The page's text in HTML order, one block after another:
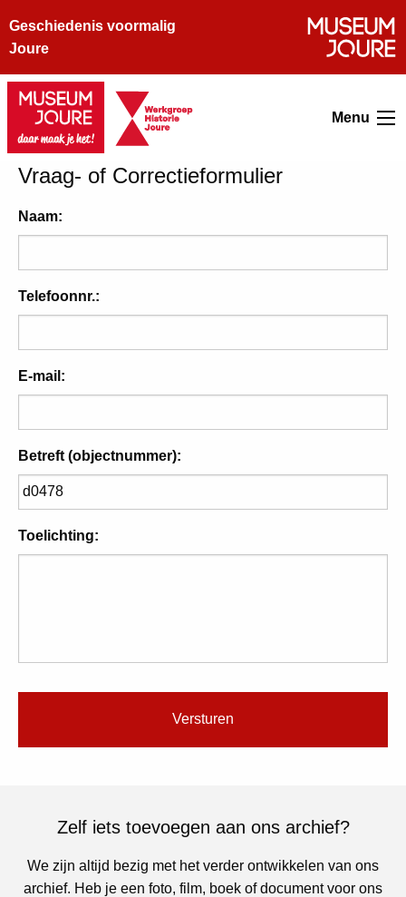
Geschiedenis voormalig
Joure
Menu
Vraag- of Correctieformulier
Naam:
Telefoonnr.:
E-mail:
Betreft (objectnummer):
Toelichting:
Zelf iets toevoegen aan ons archief?
We zijn altijd bezig met het verder ontwikkelen van ons
archief. Heb je een foto, film, boek of document voor ons